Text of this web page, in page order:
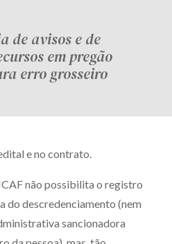
de avisos e de
em pregão
erro grosseiro
e no contrato.
não possibilita o registro
do descredenciamento (nem
sancionadora